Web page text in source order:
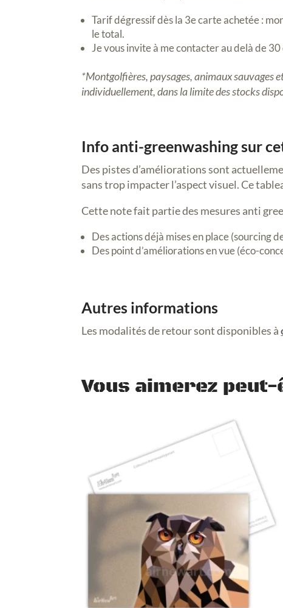
Tarif dégressif dès la 3e carte achetée :
le total.
Je vous invite à me contacter au delà de
*Montgolfières, paysages, animaux sauvages
individuellement, dans la limite des stocks
Info anti-greenwashing sur
Des pistes d’améliorations sont
sans trop impacter l’aspect visuel. Ce
Cette note fait partie des mesures anti
Des actions déjà mises en place (sourcing
Des point d’améliorations en vue (éco-
Autres informations
Les modalités de retour sont disponibles à
Vous aimerez